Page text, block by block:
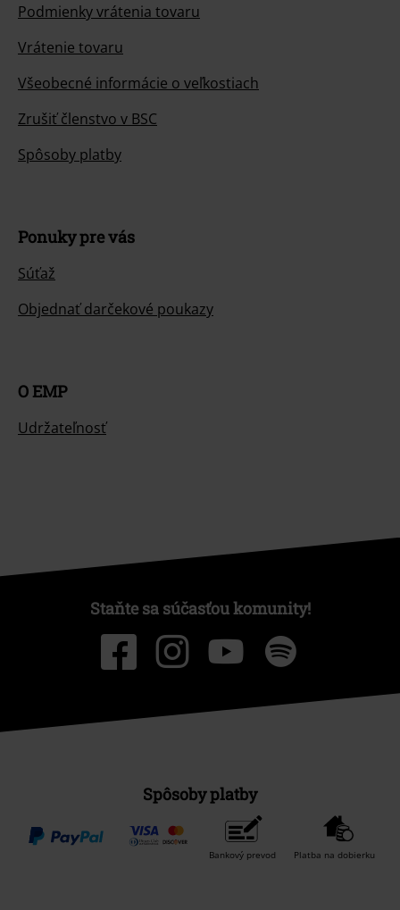
Podmienky vrátenia tovaru
Vrátenie tovaru
Všeobecné informácie o veľkostiach
Zrušiť členstvo v BSC
Spôsoby platby
Ponuky pre vás
Súťaž
Objednať darčekové poukazy
O EMP
Udržateľnosť
Staňte sa súčasťou komunity!
Spôsoby platby
Bankový prevod Platba na dobierku